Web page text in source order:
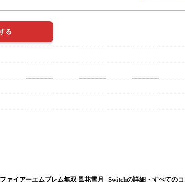
ファイアーエムブレム無双 風花雪月 - Switchの詳細・すべての